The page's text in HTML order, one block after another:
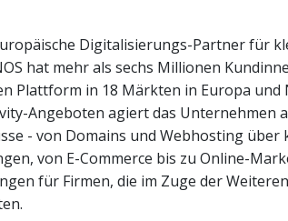
Digitalisierungs-Partner für
hat mehr als sechs Millionen
Plattform in 18 Märkten in Europa und
Angeboten agiert das Unternehmen
- von Domains und Webhosting über
von E-Commerce bis zu Online-
für Firmen, die im Zuge der